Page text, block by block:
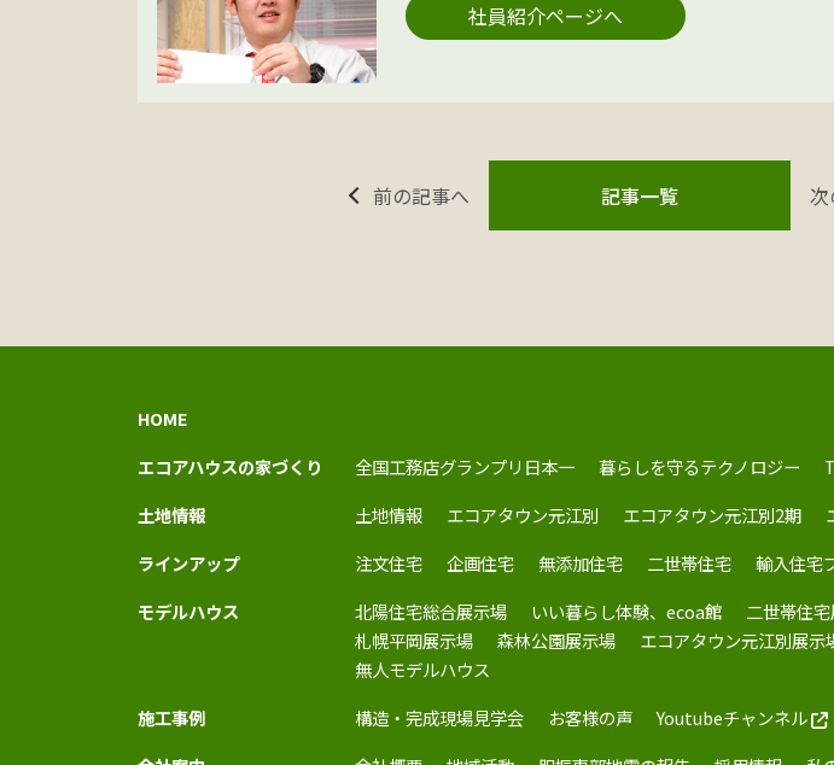
社員紹介ページへ
前の記事へ 次
記事一覧
HOME
エコアハウスの家づくり
全国工務店グランプリ日本一 暮らしを守るテクノロジー
土地情報
土地情報 エコアタウン元江別 エコアタウン元江別2期
ラインアップ
注文住宅 企画住宅 無添加住宅 二世帯住宅 輸入住宅
モデルハウス
北陽住宅総合展示場 いい暮らし体験、ecoa館 二世帯住
札幌平岡展示場
森林公園展示場 エコアタウン元江別展示
無人モデルハウス
施工事例
構造・完成現場見学会 お客様の声 Youtubeチャンネル